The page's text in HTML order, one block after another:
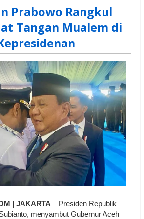
Prabowo Rangkul
Tangan Mualem di
| JAKARTA – Presiden Republik
menyambut Gubernur Aceh